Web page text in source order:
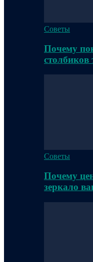
Советы
Почему
столбиков
Советы
Почему
зеркало